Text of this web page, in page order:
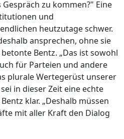
zu kommen?" Eine
und
heutzutage schwer.
ansprechen, ohne sie
Bentz. „Das ist sowohl
für Parteien und andere
plurale Wertegerüst unserer
in dieser Zeit eine echte
klar. „Deshalb müssen
mit aller Kraft den Dialog